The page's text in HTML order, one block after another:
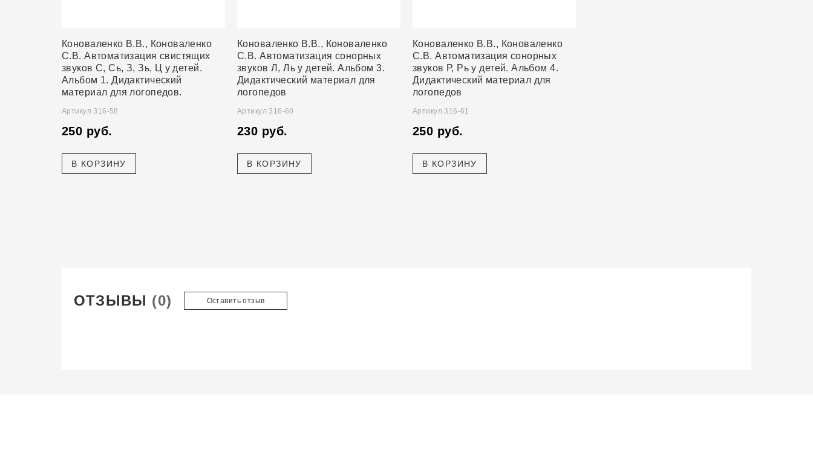
Коноваленко В.В., Коноваленко
С.В. Автоматизация свистящих
звуков С, Сь, З, Зь, Ц у детей.
Альбом 1. Дидактический
материал для логопедов.
Артикул 316-58
250 руб.
В КОРЗИНУ
Коноваленко В.В., Коноваленко
С.В. Автоматизация сонорных
звуков Л, Ль у детей. Альбом 3.
Дидактический материал для
логопедов
Артикул 316-60
230 руб.
В КОРЗИНУ
Коноваленко В.В., Коноваленко
С.В. Автоматизация сонорных
звуков Р, Рь у детей. Альбом 4.
Дидактический материал для
логопедов
Артикул 316-61
250 руб.
В КОРЗИНУ
ОТЗЫВЫ (0) Оставить отзыв